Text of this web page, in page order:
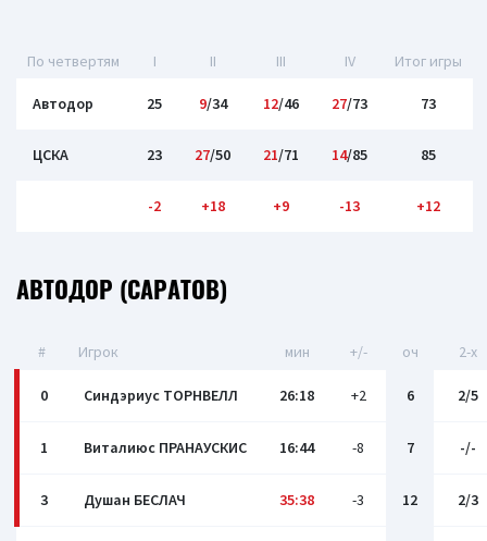
По четвертям I II III IV Итог игры
Автодор 25 9/34 12/46 27/73 73
ЦСКА 23 27/50 21/71 14/85 85
-2 +18 +9 -13 +12
АВТОДОР (САРАТОВ)
# Игрок мин +/- оч 2-x
0 Синдэриус ТОРНВЕЛЛ 26:18 +2 6 2/5
1 Виталиюс ПРАНАУСКИС 16:44 -8 7 -/-
3 Душан БЕСЛАЧ 35:38 -3 12 2/3